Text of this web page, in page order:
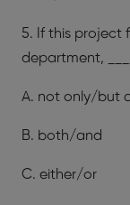
5. If this project
department,
A. not only/but
B. both/and
C. either/or